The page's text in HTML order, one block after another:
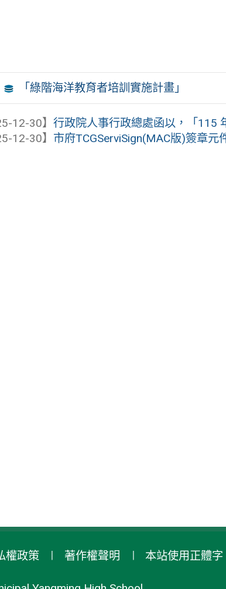
「綠階海洋教育者培訓實施計畫」
12-30】行政院人事行政總處函以，「115
12-30】 市府TCGServiSign(MAC版)簽章
權政策 著作權聲明 本站使用正體字